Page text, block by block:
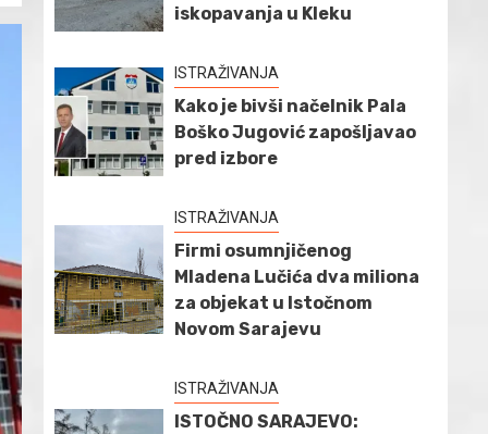
iskopavanja u Kleku
ISTRAŽIVANJA
Kako je bivši načelnik Pala
Boško Jugović zapošljavao
pred izbore
ISTRAŽIVANJA
Firmi osumnjičenog
Mladena Lučića dva miliona
za objekat u Istočnom
Novom Sarajevu
ISTRAŽIVANJA
ISTOČNO SARAJEVO: